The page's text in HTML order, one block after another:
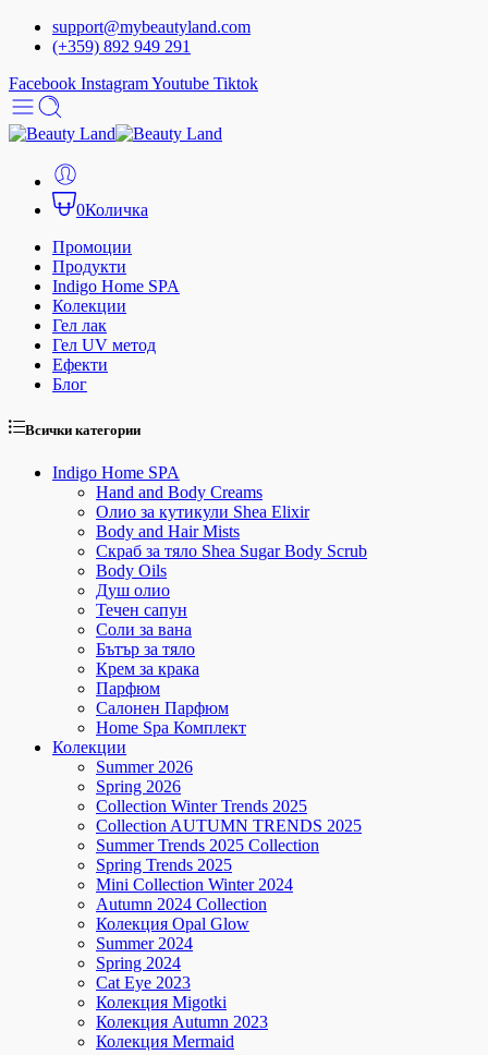
support@mybeautyland.com
(+359) 892 949 291
Facebook InstagramYoutube Tiktok
0Количка
Промоции
Продукти
Indigo Home SPA
Колекции
Гел лак
Гел UV метод
Ефекти
Блог
Всички категории
Indigo Home SPA
Hand and Body Creams
Олио за кутикули Shea Elixir
Body and Hair Mists
Скраб за тяло Shea Sugar Body Scrub
Body Oils
Душ олио
Течен сапун
Соли за вана
Бътър за тяло
Крем за крака
Парфюм
Салонен Парфюм
Home Spa Комплект
Колекции
Summer 2026
Spring 2026
Collection Winter Trends 2025
Collection AUTUMN TRENDS 2025
Summer Trends 2025 Collection
Spring Trends 2025
Mini Collection Winter 2024
Autumn 2024 Collection
Колекция Opal Glow
Summer 2024
Spring 2024
Cat Eye 2023
Колекция Migotki
Колекция Autumn 2023
Колекция Mermaid